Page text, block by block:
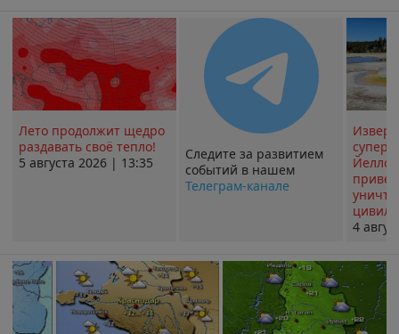
Лето продолжит щедро
раздавать своё тепло!
5 августа 2026 | 13:35
Следите за развитием
событий в нашем
Телеграм-канале
4